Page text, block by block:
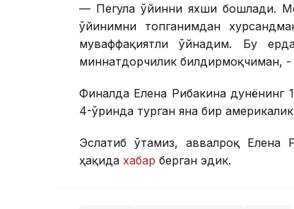
— Пегула ўйинни яхши бошлади.
ўйинимни топганимдан
муваффақиятли ўйнадим. Бу
миннатдорчилик билдирмоқчиман,
Финалда Елена Рибакина дунёнинг
4-ўринда турган яна бир
Эслатиб ўтамиз, аввалроқ Елена
ҳақида хабар берган эдик.